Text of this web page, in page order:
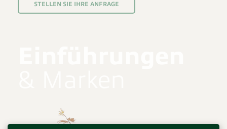
STELLEN SIE IHRE ANFRAGE